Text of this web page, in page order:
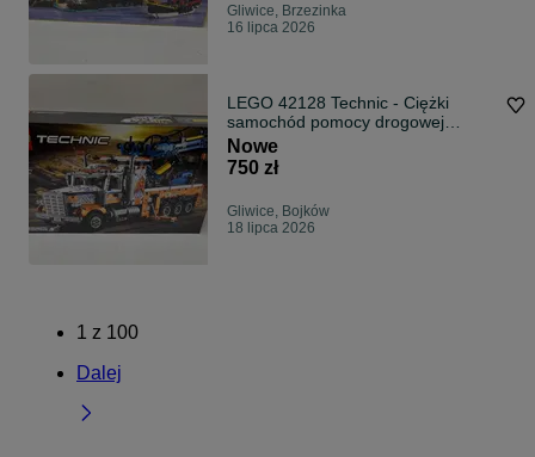
Gliwice, Brzezinka
16 lipca 2026
LEGO 42128 Technic - Ciężki
samochód pomocy drogowej
DOWÓZ GRATIS nowe
Nowe
750 zł
Gliwice, Bojków
18 lipca 2026
1 z 100
Dalej